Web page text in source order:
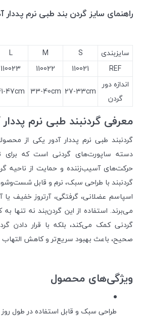
راهنمای سایز گردن بند طبی نرم پددار
سایزبندی S
M
L
REF
110021
110022
110023
اندازه دور
گردن
27-33cm
33-40cm
47cm
معرفی گردنبند طبی نرم پددار
گردنبند طبی نرم پددار آدور یکی از
دسته ساپورت‌های گردنی است که برای
حرکت‌های آسیب‌زننده و حمایت از ناحیه
گردنبند با طراحی سبک، نرم و قابل
اسپاسم عضلانی، گرفتگی، آرتروز خفیف
می‌برند. استفاده از این گردن‌بند نه تنها
گردنی کمک می‌کند، بلکه با قرار دادن
صحیح، باعث بهبود سریع‌تر و کاهش
ویژگی‌های محصول
طراحی سبک و قابل استفاده در طول روز